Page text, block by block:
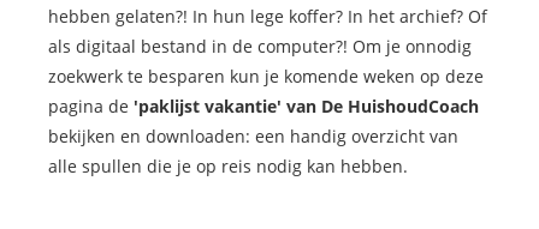
hebben gelaten?! In hun lege koffer? In het archief? Of
als digitaal bestand in de computer?! Om je onnodig
zoekwerk te besparen kun je komende weken op deze
pagina de 'paklijst vakantie' van De HuishoudCoach
bekijken en downloaden: een handig overzicht van
alle spullen die je op reis nodig kan hebben.